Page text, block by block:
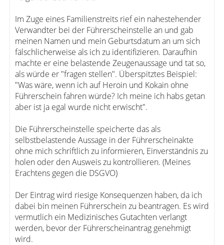
Im Zuge eines Familienstreits rief ein nahestehender
Verwandter bei der Führerscheinstelle an und gab
meinen Namen und mein Geburtsdatum an um sich
fälschlicherweise als ich zu identifizieren. Daraufhin
machte er eine belastende Zeugenaussage und tat so,
als würde er "fragen stellen". Überspitztes Beispiel:
"Was wäre, wenn ich auf Heroin und Kokain ohne
Führerschein fahren würde? Ich meine ich habs getan
aber ist ja egal wurde nicht erwischt".
Die Führerscheinstelle speicherte das als
selbstbelastende Aussage in der Führerscheinakte
ohne mich schriftlich zu informieren, Einverständnis zu
holen oder den Ausweis zu kontrollieren. (Meines
Erachtens gegen die DSGVO)
Der Eintrag wird riesige Konsequenzen haben, da ich
dabei bin meinen Führerschein zu beantragen. Es wird
vermutlich ein Medizinisches Gutachten verlangt
werden, bevor der Führerscheinantrag genehmigt
wird.